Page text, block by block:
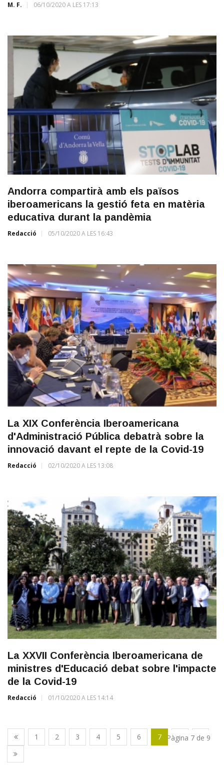
M. F. 06/10/2020 A LES 17:13
Andorra compartirà amb els països
iberoamericans la gestió feta en matèria
educativa durant la pandèmia
Redacció 05/10/2020 A LES 16:43
La XIX Conferència Iberoamericana
d'Administració Pública debatrà sobre la
innovació davant el repte de la Covid-19
Redacció 02/10/2020 A LES 13:08
La XXVII Conferència Iberoamericana de
ministres d'Educació debat sobre l'impacte
de la Covid-19
Redacció 01/10/2020 A LES 14:14
1 2 3 4 5 6 7 8 9
Pàgina 7 de 9